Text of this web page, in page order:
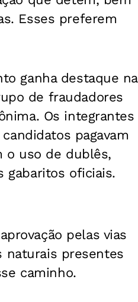
Esses preferem
ganha destaque na
de fraudadores
Os integrantes
pagavam
o uso de dublês,
gabaritos oficiais.
pelas vias
naturais presentes
caminho.